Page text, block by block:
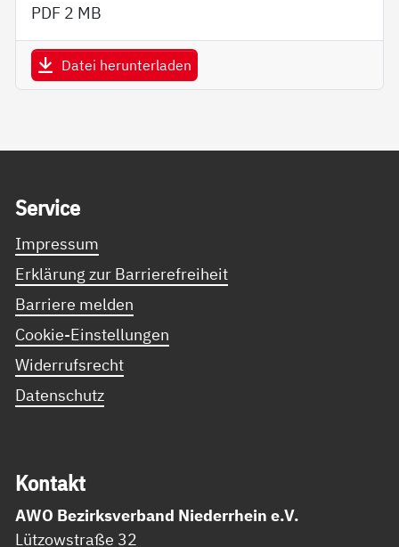
PDF 2 MB
Datei herunterladen
Ser­vice
Impressum
Erklärung zur Barrierefreiheit
Barriere melden
Cookie-Einstellungen
Widerrufsrecht
Datenschutz
Kon­takt
AWO Bezirksverband Niederrhein e.V.
Lützowstraße 32